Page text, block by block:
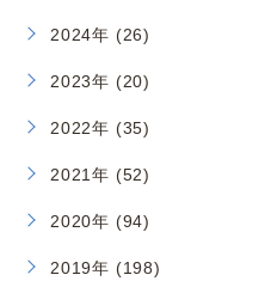
2024年 (26)
2023年 (20)
2022年 (35)
2021年 (52)
2020年 (94)
2019年 (198)